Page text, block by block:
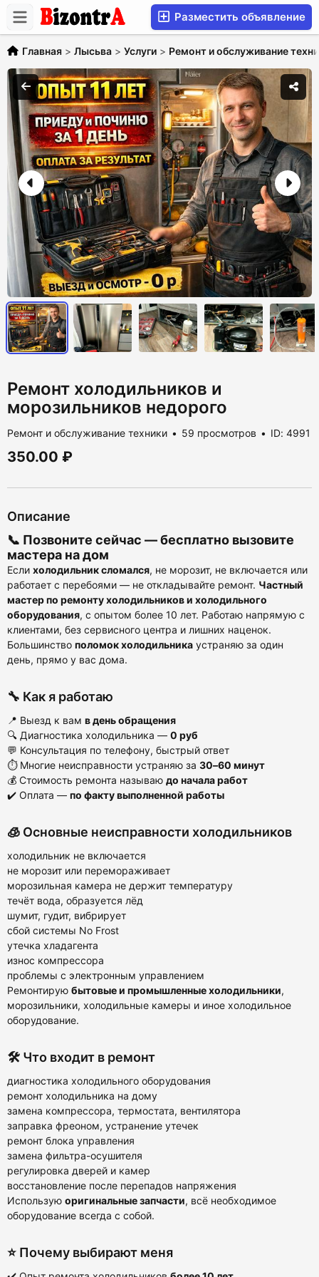
Разместить объявление
Главная > Лысьва > Услуги > Ремонт и обслуживание
Ремонт холодильников и
морозильников недорого
Ремонт и обслуживание техники 59 просмотров ID: 4991
350.00 ₽
Описание
📞 Позвоните сейчас —бесплатно вызовите
мастера на дом
Если холодильник сломался, не морозит, не включается или
работает с перебоями — не откладывайте ремонт. Частный
мастер по ремонту холодильников и холодильного
оборудования, с опытом более 10 лет. Работаю напрямую с
клиентами, без сервисного центра и лишних наценок.
Большинство поломок холодильника устраняю за один
день, прямо у вас дома.
🔧 Как я работаю
📍 Выезд к вам в день обращения
🔍 Диагностика холодильника — 0 руб
💬 Консультация по телефону, быстрый ответ
⏱ Многие неисправности устраняю за 30–60 минут
💰 Стоимость ремонта называю до начала работ
✔️ Оплата — по факту выполненной работы
🧊 Основные неисправности холодильников
холодильник не включается
не морозит или перемораживает
морозильная камера не держит температуру
течёт вода, образуется лёд
шумит, гудит, вибрирует
сбой системы No Frost
утечка хладагента
износ компрессора
проблемы с электронным управлением
Ремонтирую бытовые и промышленные холодильники,
морозильники, холодильные камеры и иное холодильное
оборудование.
🛠️ Что входит в ремонт
диагностика холодильного оборудования
ремонт холодильника на дому
замена компрессора, термостата, вентилятора
заправка фреоном, устранение утечек
ремонт блока управления
замена фильтра-осушителя
регулировка дверей и камер
восстановление после перепадов напряжения
Использую оригинальные запчасти, всё необходимое
оборудование всегда с собой.
⭐ Почему выбирают меня